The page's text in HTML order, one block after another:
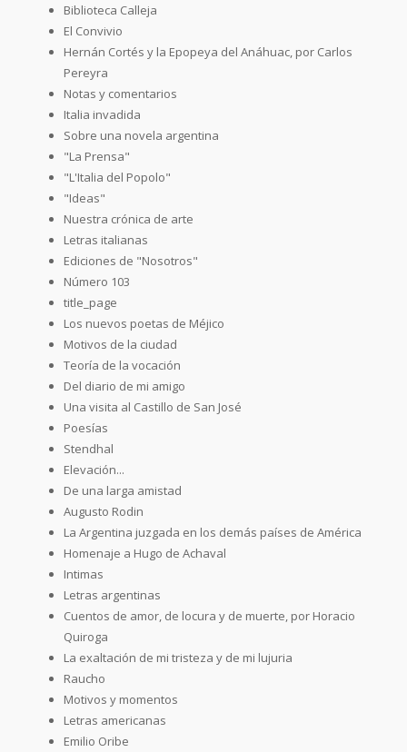
Biblioteca Calleja
El Convivio
Hernán Cortés y la Epopeya del Anáhuac, por Carlos
Pereyra
Notas y comentarios
Italia invadida
Sobre una novela argentina
"La Prensa"
"L'Italia del Popolo"
"Ideas"
Nuestra crónica de arte
Letras italianas
Ediciones de "Nosotros"
Número 103
title_page
Los nuevos poetas de Méjico
Motivos de la ciudad
Teoría de la vocación
Del diario de mi amigo
Una visita al Castillo de San José
Poesías
Stendhal
Elevación...
De una larga amistad
Augusto Rodin
La Argentina juzgada en los demás países de América
Homenaje a Hugo de Achaval
Intimas
Letras argentinas
Cuentos de amor, de locura y de muerte, por Horacio
Quiroga
La exaltación de mi tristeza y de mi lujuria
Raucho
Motivos y momentos
Letras americanas
Emilio Oribe